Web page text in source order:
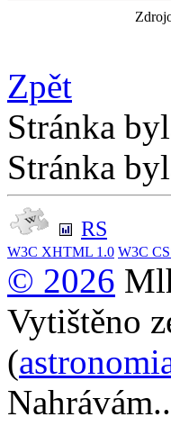
Zpět
Stránka
Stránka
RS
W3C XHTML 1.0 W3C
© 2026
Vytištěno
(